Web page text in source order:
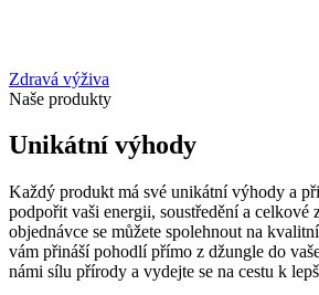
Zdravá výživa
Naše produkty
Unikátní výhody
Každý produkt má své unikátní výhody a
podpořit vaši energii, soustředění a celkové
objednávce se můžete spolehnout na
vám přináší pohodlí přímo z džungle do
námi sílu přírody a vydejte se na cestu k